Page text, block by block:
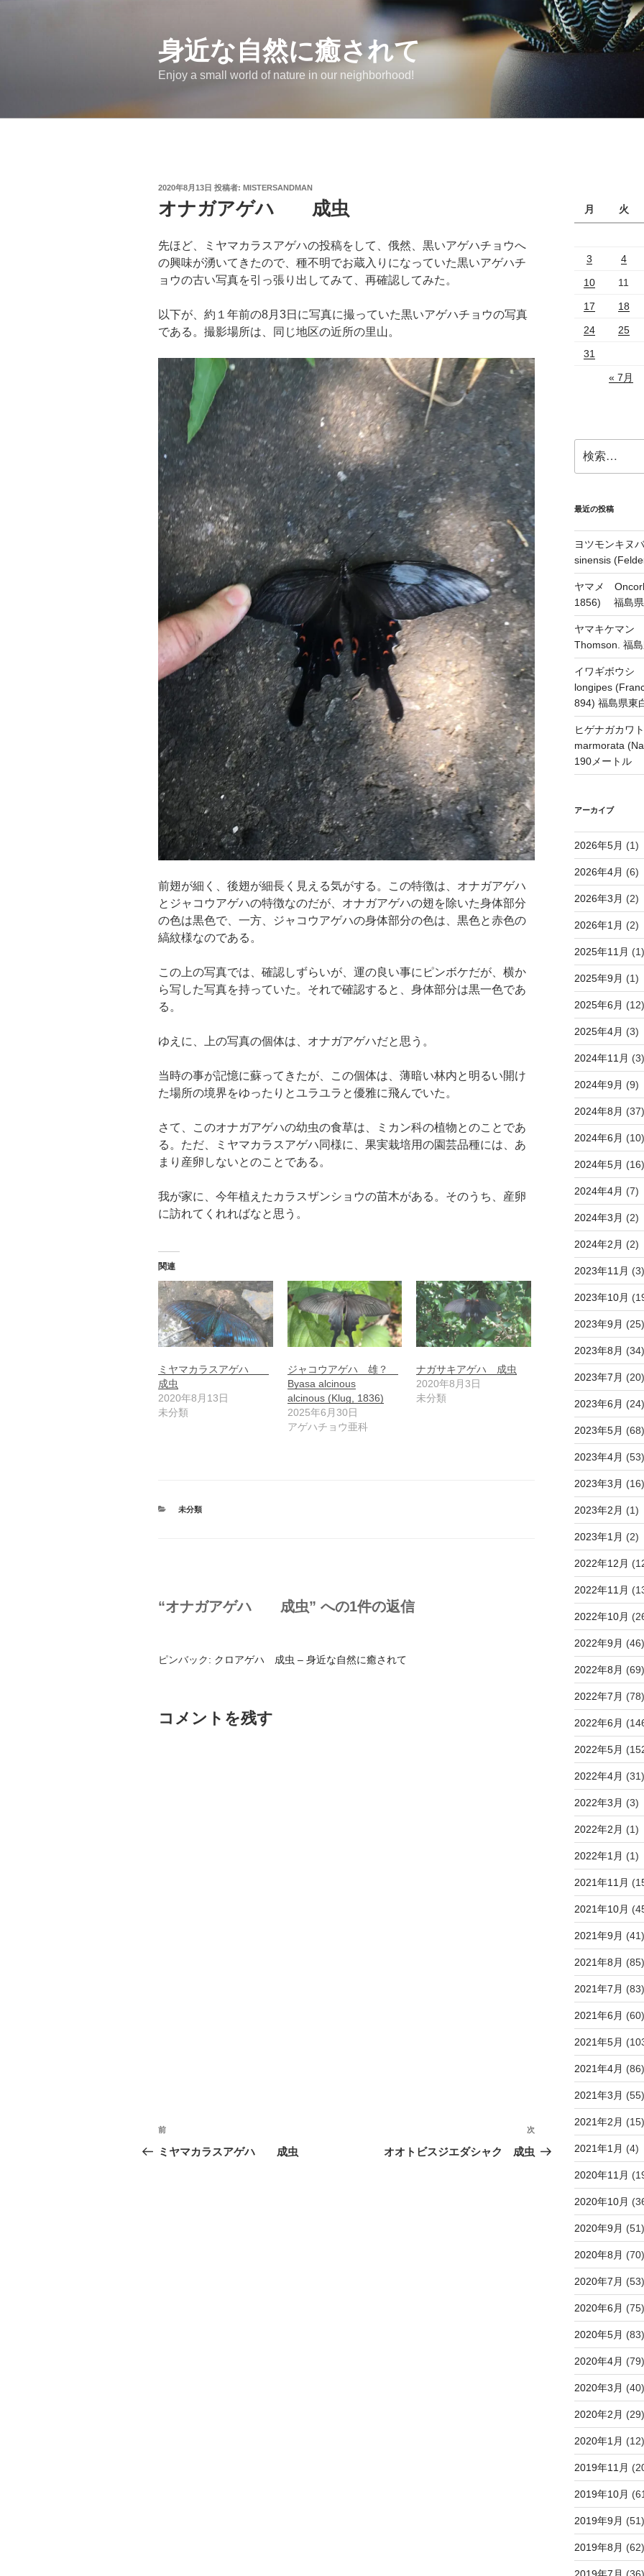
身近な自然に癒されて
Enjoy a small world of nature in our neighborhood!
投
日:
2020年8月13日 投稿者: MISTERSANDMAN
オナガアゲハ 成虫
先ほど、ミヤマカラスアゲハの投稿をして、俄然、黒いアゲハチョウへ
の興味が湧いてきたので、種不明でお蔵入りになっていた黒いアゲハチ
ョウの古い写真を引っ張り出してみて、再確認してみた。
以下が、約１年前の8月3日に写真に撮っていた黒いアゲハチョウの写真
である。撮影場所は、同じ地区の近所の里山。
前翅が細く、後翅が細長く見える気がする。この特徴は、オナガアゲハ
とジャコウアゲハの特徴なのだが、オナガアゲハの翅を除いた身体部分
の色は黒色で、一方、ジャコウアゲハの身体部分の色は、黒色と赤色の
縞紋様なのである。
この上の写真では、確認しずらいが、運の良い事にピンボケだが、横か
ら写した写真を持っていた。それで確認すると、身体部分は黒一色であ
る。
ゆえに、上の写真の個体は、オナガアゲハだと思う。
当時の事が記憶に蘇ってきたが、この個体は、薄暗い林内と明るい開け
た場所の境界をゆったりとユラユラと優雅に飛んでいた。
さて、このオナガアゲハの幼虫の食草は、ミカン科の植物とのことであ
る。ただ、ミヤマカラスアゲハ同様に、果実栽培用の園芸品種には、あ
まり産卵しないとのことである。
我が家に、今年植えたカラスザンショウの苗木がある。そのうち、産卵
に訪れてくれればなと思う。
関連
ミヤマカラスアゲハ
成虫
2020年8月13日
未分類
ジャコウアゲハ 雄？
Byasa alcinous
alcinous (Klug, 1836)
2025年6月30日
アゲハチョウ亜科
ナガサキアゲハ 成虫
2020年8月3日
未分類
カ
未分類
“オナガアゲハ 成虫” への1件の返信
ピンバック: クロアゲハ 成虫 – 身近な自然に癒されて
コメントを残す
投
稿
前
の
前
ミヤマカラスアゲハ 成虫
次
の
次
オオトビスジエダシャク 成虫
月
火
3 4
10 11
17 18
24 25
31
« 7月
索:
最近の投稿
ヨツモンキ
sinensis
ヤマメ
1856) 福島
ヤマキケマン
Thomson. 福
イワギボウシ
longipes
894) 福島県東
ヒゲナガカワ
marmorata
190メートル
アーカイブ
2026年5月 (1)
2026年4月 (6)
2026年3月 (2)
2026年1月 (2)
2025年11月 (1)
2025年9月 (1)
2025年6月 (12)
2025年4月 (3)
2024年11月 (3)
2024年9月 (9)
2024年8月 (37)
2024年6月 (10)
2024年5月 (16)
2024年4月 (7)
2024年3月 (2)
2024年2月 (2)
2023年11月 (3)
2023年10月
2023年9月 (25)
2023年8月 (34)
2023年7月 (20)
2023年6月 (24)
2023年5月 (68)
2023年4月 (53)
2023年3月 (16)
2023年2月 (1)
2023年1月 (2)
2022年12月
2022年11月
2022年10月
2022年9月 (46)
2022年8月 (69)
2022年7月 (78)
2022年6月
2022年5月
2022年4月 (31)
2022年3月 (3)
2022年2月 (1)
2022年1月 (1)
2021年11月
2021年10月
2021年9月 (41)
2021年8月 (85)
2021年7月 (83)
2021年6月 (60)
2021年5月
2021年4月 (86)
2021年3月 (55)
2021年2月 (15)
2021年1月 (4)
2020年11月
2020年10月
2020年9月 (51)
2020年8月 (70)
2020年7月 (53)
2020年6月 (75)
2020年5月 (83)
2020年4月 (79)
2020年3月 (40)
2020年2月 (29)
2020年1月 (12)
2019年11月
2019年10月
2019年9月 (51)
2019年8月 (62)